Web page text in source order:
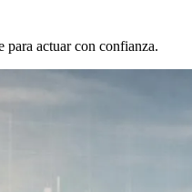
para actuar con confianza.